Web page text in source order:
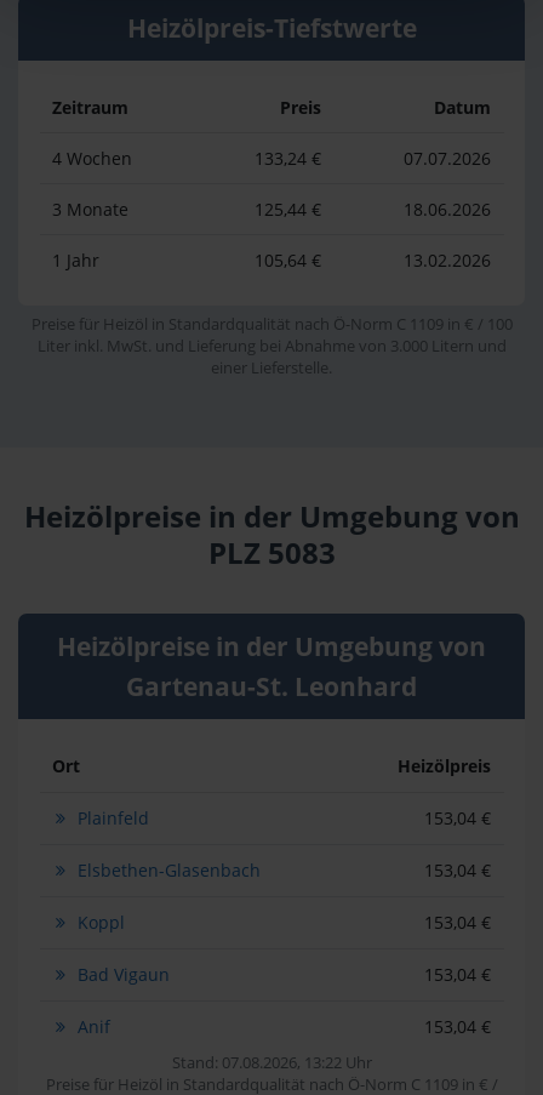
Heizölpreis-Tiefstwerte
Zeitraum Preis Datum
4 Wochen 133,24 € 07.07.2026
3 Monate 125,44 € 18.06.2026
1 Jahr 105,64 € 13.02.2026
Preise für Heizöl in Standardqualität nach Ö-Norm C 1109 in € / 100
Liter inkl. MwSt. und Lieferung bei Abnahme von 3.000 Litern und
einer Lieferstelle.
Heizölpreise in der Umgebung von
PLZ 5083
Heizölpreise in der Umgebung von
Gartenau-St. Leonhard
Ort Heizölpreis
Plainfeld 153,04 €
Elsbethen-Glasenbach 153,04 €
Koppl 153,04 €
Bad Vigaun 153,04 €
Anif 153,04 €
Stand: 07.08.2026, 13:22 Uhr
Preise für Heizöl in Standardqualität nach Ö-Norm C 1109 in € /